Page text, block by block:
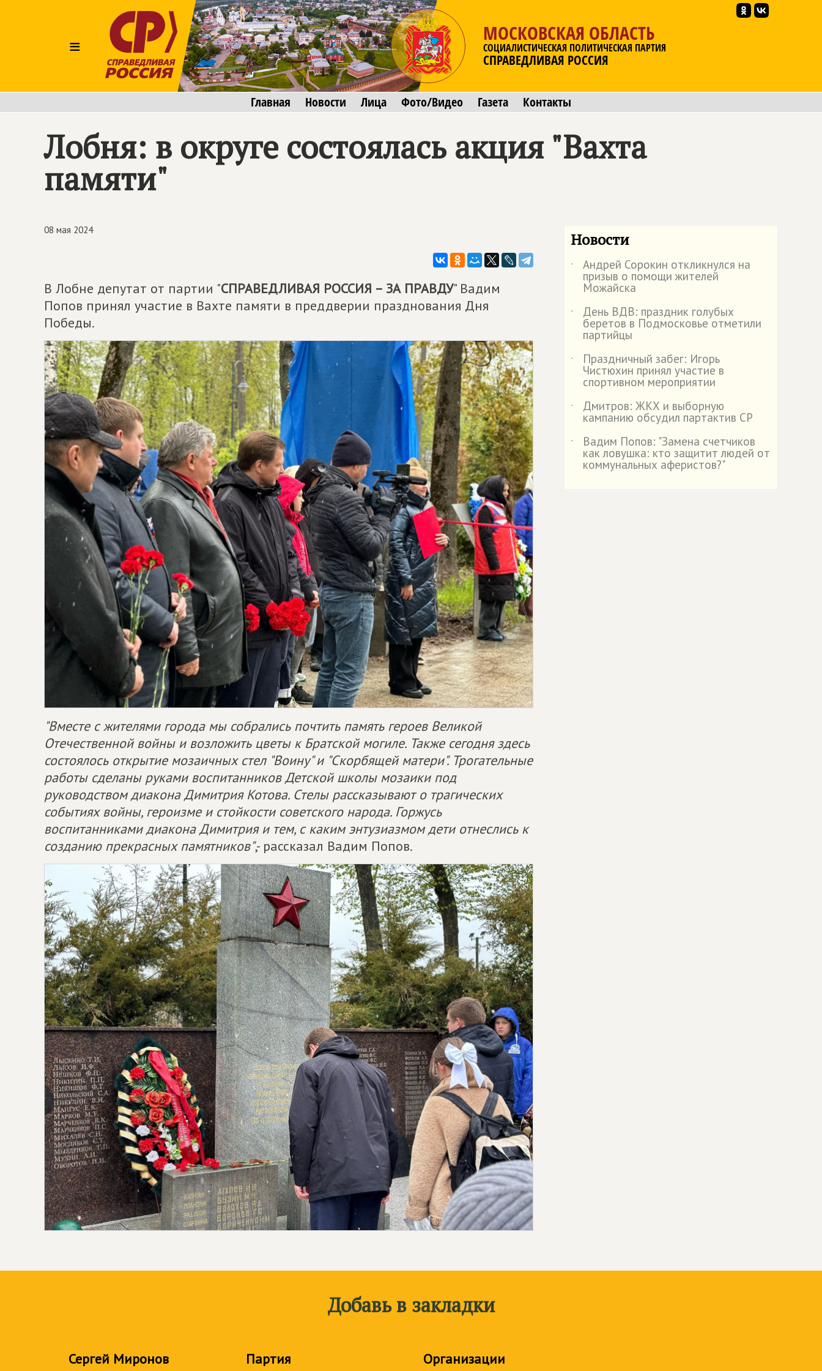
≡
МОСКОВСКАЯ ОБЛАСТЬ
СОЦИАЛИСТИЧЕСКАЯ ПОЛИТИЧЕСКАЯ ПАРТИЯ
СПРАВЕДЛИВАЯ РОССИЯ
Главная Новости Лица Фото/Видео Газета Контакты
Лобня: в округе состоялась акция "Вахта
памяти"
08 мая 2024
В Лобне депутат от партии "СПРАВЕДЛИВАЯ РОССИЯ – ЗА ПРАВДУ" Вадим
Попов принял участие в Вахте памяти в преддверии празднования Дня
Победы.
"Вместе с жителями города мы собрались почтить память героев Великой
Отечественной войны и возложить цветы к Братской могиле. Также сегодня здесь
состоялось открытие мозаичных стел "Воину" и "Скорбящей матери". Трогательные
работы сделаны руками воспитанников Детской школы мозаики под
руководством диакона Димитрия Котова. Стелы рассказывают о трагических
событиях войны, героизме и стойкости советского народа. Горжусь
воспитанниками диакона Димитрия и тем, с каким энтузиазмом дети отнеслись к
созданию прекрасных памятников",- рассказал Вадим Попов.
Новости
˙ Андрей Сорокин откликнулся на
призыв о помощи жителей
Можайска
˙
День ВДВ: праздник голубых
беретов в Подмосковье отметили
партийцы
˙
Праздничный забег: Игорь
Чистюхин принял участие в
спортивном мероприятии
˙
Дмитров: ЖКХ и выборную
кампанию обсудил партактив СР
˙
Вадим Попов: "Замена счетчиков
как ловушка: кто защитит людей от
коммунальных аферистов?"
Добавь в закладки
Сергей Миронов Партия Организации